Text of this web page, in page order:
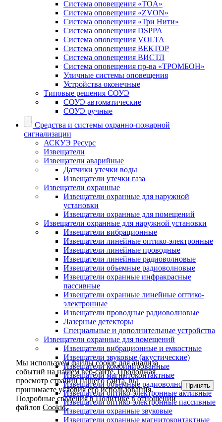
Система оповещения «TOA»
Система оповещения «ZVON»
Система оповещения «Три Нити»
Система оповещения DSPPA
Система оповещения VOLTA
Система оповещения ВЕКТОР
Система оповещения ВИСТЛ
Система оповещения пр-ва «ТРОМБОН»
Уличные системы оповещения
Устройства оконечные
Типовые решения СОУЭ
СОУЭ автоматические
СОУЭ ручные
Средства и системы охранно-пожарной
сигнализации
АСКУЭ Ресурс
Извещатели
Извещатели аварийные
Датчики утечки воды
Извещатели утечки газа
Извещатели охранные
Извещатели охранные для наружной
установки
Извещатели охранные для помещений
Извещатели охранные для наружной установки
Извещатели вибрационные
Извещатели линейные оптико-электронные
Извещатели линейные проводные
Извещатели линейные радиоволновые
Извещатели объемные радиоволновые
Извещатели охранные инфракрасные
пассивные
Извещатели охранные линейные оптико-
электронные
Извещатели проводные радиоволновые
Лазерные детекторы
Специальные и дополнительные устройства
Извещатели охранные для помещений
Извещатели вибрационные и емкостные
Извещатели звуковые (акустические)
Извещатели комбинированные
Извещатели магнитоконтактные
Извещатели объемные радиоволновые
Извещатели оптико-электронные активные
Извещатели оптико-электронные пассивные
Извещатели охранные звуковые
Извещатели охранные магнитоконтактные
Мы используем файлы cookie для анализа
событий на нашем веб-сайте. Продолжая
просмотр страниц нашего сайта, вы
принимаете условия его использования.
Подробные сведения в Политике в отношении
файловCookie.
Принять